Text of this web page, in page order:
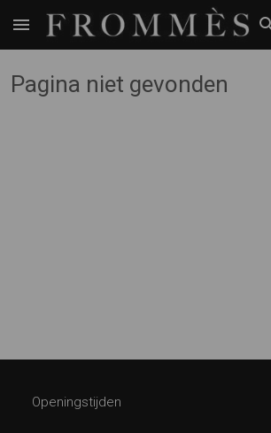
Pagina niet gevonden
Openingstijden